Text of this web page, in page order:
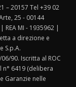
– 20157 Tel +39 02
25 - 00144
REA MI - 1935962 |
a direzione e
S.p.A.
90. Iscritta al ROC
6419 (delibera
Garanzie nelle